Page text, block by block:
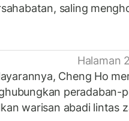
saling
Halaman
Cheng Ho
peradaban-
warisan abadi lintas